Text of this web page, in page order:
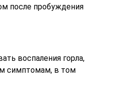
после пробуждения
воспаления горла,
симптомам, в том